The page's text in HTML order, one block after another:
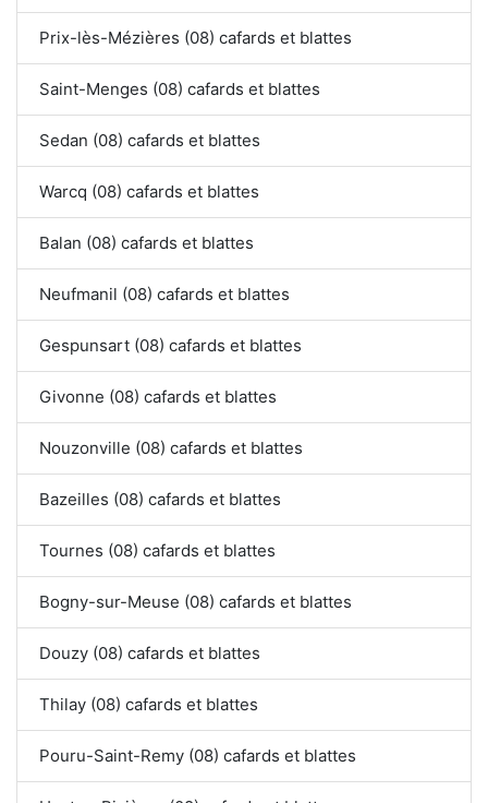
Prix-lès-Mézières (08) cafards et blattes
Saint-Menges (08) cafards et blattes
Sedan (08) cafards et blattes
Warcq (08) cafards et blattes
Balan (08) cafards et blattes
Neufmanil (08) cafards et blattes
Gespunsart (08) cafards et blattes
Givonne (08) cafards et blattes
Nouzonville (08) cafards et blattes
Bazeilles (08) cafards et blattes
Tournes (08) cafards et blattes
Bogny-sur-Meuse (08) cafards et blattes
Douzy (08) cafards et blattes
Thilay (08) cafards et blattes
Pouru-Saint-Remy (08) cafards et blattes